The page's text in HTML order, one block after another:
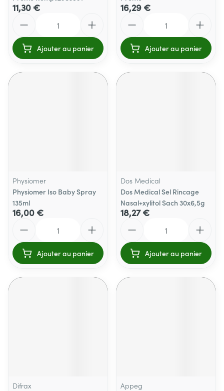
11,30 €
Ajouter au panier
16,29 €
Ajouter au panier
Physiomer
Physiomer Iso Baby Spray
135ml
16,00 €
Ajouter au panier
Dos Medical
Dos Medical Sel Rincage
Nasal+xylitol Sach 30x6,5g
18,27 €
Ajouter au panier
Difrax
Appeg